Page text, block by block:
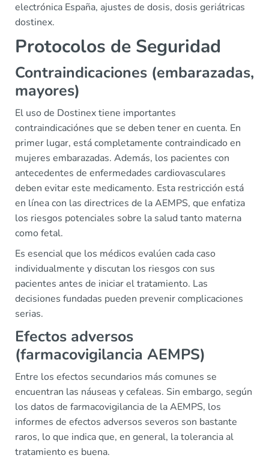
electrónica España, ajustes de dosis, dosis geriátricas
dostinex.
Protocolos de Seguridad
Contraindicaciones (embarazadas,
mayores)
El uso de Dostinex tiene importantes
contraindicaciónes que se deben tener en cuenta. En
primer lugar, está completamente contraindicado en
mujeres embarazadas. Además, los pacientes con
antecedentes de enfermedades cardiovasculares
deben evitar este medicamento. Esta restricción está
en línea con las directrices de la AEMPS, que enfatiza
los riesgos potenciales sobre la salud tanto materna
como fetal.
Es esencial que los médicos evalúen cada caso
individualmente y discutan los riesgos con sus
pacientes antes de iniciar el tratamiento. Las
decisiones fundadas pueden prevenir complicaciones
serias.
Efectos adversos
(farmacovigilancia AEMPS)
Entre los efectos secundarios más comunes se
encuentran las náuseas y cefaleas. Sin embargo, según
los datos de farmacovigilancia de la AEMPS, los
informes de efectos adversos severos son bastante
raros, lo que indica que, en general, la tolerancia al
tratamiento es buena.